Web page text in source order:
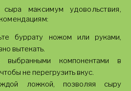
максимум удовольствия,
буррату ножом или руками,
вытекать.
компонентами в
не перегрузить вкус.
ложкой, позволяя сыру